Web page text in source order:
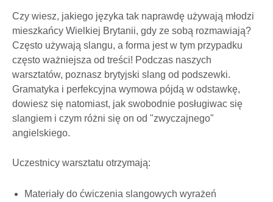
Czy wiesz, jakiego języka tak naprawdę używają młodzi
mieszkańcy Wielkiej Brytanii, gdy ze sobą rozmawiają?
Często używają slangu, a forma jest w tym przypadku
często ważniejsza od treści! Podczas naszych
warsztatów, poznasz brytyjski slang od podszewki.
Gramatyka i perfekcyjna wymowa pójdą w odstawkę,
dowiesz się natomiast, jak swobodnie posługiwac się
slangiem i czym różni się on od "zwyczajnego"
angielskiego.
Uczestnicy warsztatu otrzymają:
Materiały do ćwiczenia slangowych wyrażeń